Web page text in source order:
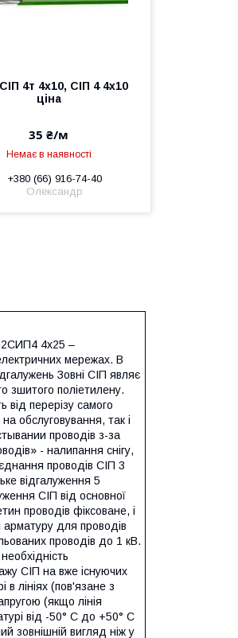
4т 4х10, СІП 4 4х10
ціна
35 ₴/м
Немає в наявності
+380 (66) 916-74-40
Олександр
4х25 –
мережах. В
Зовні СІП являє
зшитого поліетилену.
від перерізу самого
обслуговування, так і
проводів з-за
- налипання снігу,
проводів СІП 3
відгалуження 5
СІП від основної
проводів фіксоване, і
арматуру для проводів
проводів до 1 кВ.
СІП на вже існуючих
в лініях (пов'язане з
(якщо лінія
від -50° С до +50° C
зовнішній вигляд ніж у